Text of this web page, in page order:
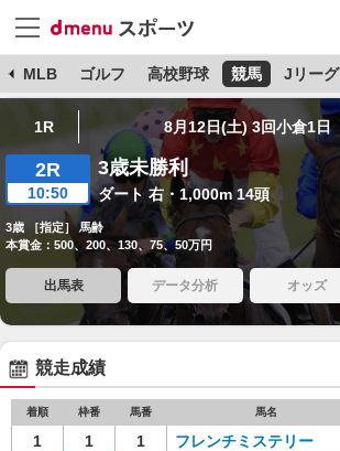
MLB ゴルフ 高校野球 競馬 Jリーグ
1R 8月12日(土) 3回小倉1日
2R
10:50
3歳未勝利
ダート 右・1,000m 14頭
3歳 ［指定］ 馬齢
本賞金：500、200、130、75、50万円
出馬表 データ分析 オッズ
競走成績
着順 枠番 馬番 馬名
1 1 1 フレンチミステリー